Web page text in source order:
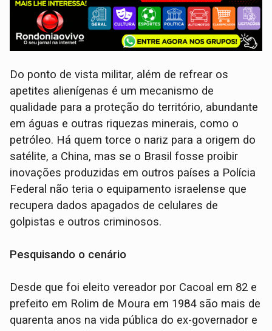
Do ponto de vista militar, além de refrear os
apetites alienígenas é um mecanismo de
qualidade para a proteção do território, abundante
em águas e outras riquezas minerais, como o
petróleo. Há quem torce o nariz para a origem do
satélite, a China, mas se o Brasil fosse proibir
inovações produzidas em outros países a Polícia
Federal não teria o equipamento israelense que
recupera dados apagados de celulares de
golpistas e outros criminosos.
Pesquisando o cenário
Desde que foi eleito vereador por Cacoal em 82 e
prefeito em Rolim de Moura em 1984 são mais de
quarenta anos na vida pública do ex-governador e